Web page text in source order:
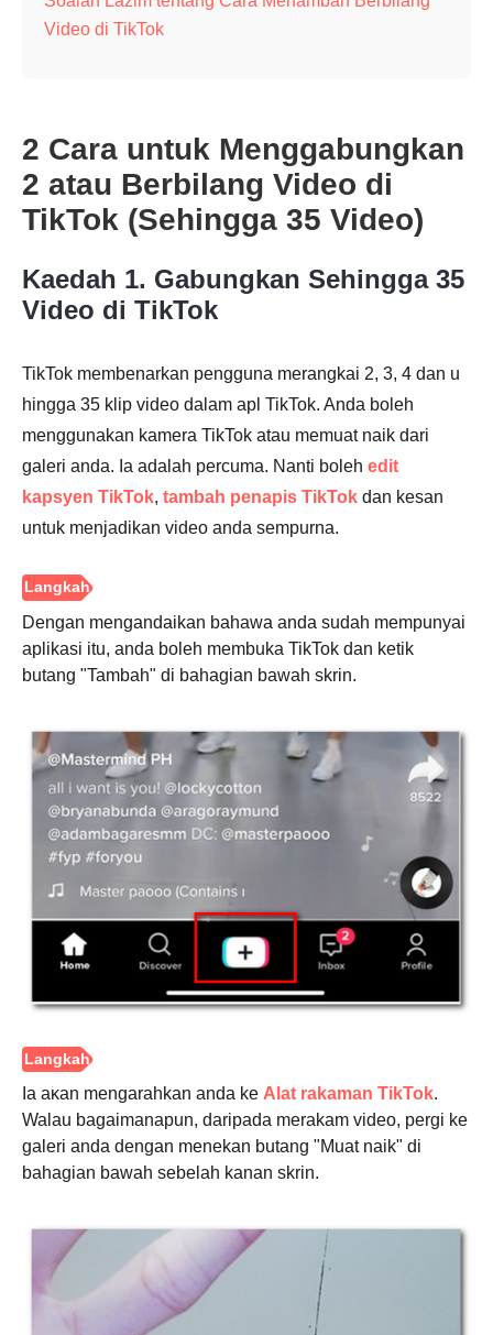
Video di TikTok
2 Cara untuk Menggabungkan
2 atau Berbilang Video di
TikTok (Sehingga 35 Video)
Kaedah 1. Gabungkan Sehingga 35
Video di TikTok
TikTok membenarkan pengguna merangkai 2, 3, 4 dan u
hingga 35 klip video dalam apl TikTok. Anda boleh
menggunakan kamera TikTok atau memuat naik dari
galeri anda. Ia adalah percuma. Nanti boleh edit
kapsyen TikTok, tambah penapis TikTok dan kesan
untuk menjadikan video anda sempurna.
Langkah
1.
Dengan mengandaikan bahawa anda sudah mempunyai
aplikasi itu, anda boleh membuka TikTok dan ketik
butang "Tambah" di bahagian bawah skrin.
Ia akan mengarahkan anda ke Alat rakaman TikTok.
Walau bagaimanapun, daripada merakam video, pergi ke
galeri anda dengan menekan butang "Muat naik" di
bahagian bawah sebelah kanan skrin.